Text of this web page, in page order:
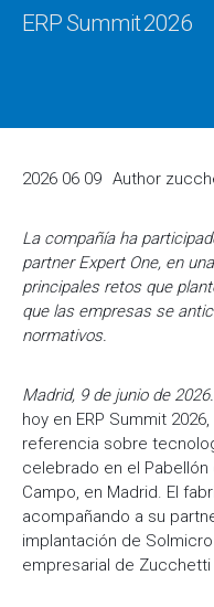
ERP Summit 2026
2026 06 09 Author
La compañía ha
partner Expert One, en
principales retos que
que las empresas se
normativos.
Madrid, 9 de junio de
hoy en ERP Summit
referencia sobre
celebrado en el
Campo, en Madrid. El
acompañando a su
implantación de
empresarial de Zucchetti